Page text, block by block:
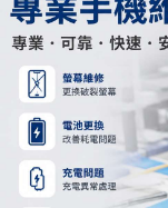
hoảng loạn. Theo
trung trong 24 giờ
#12dot29btc #vilanh